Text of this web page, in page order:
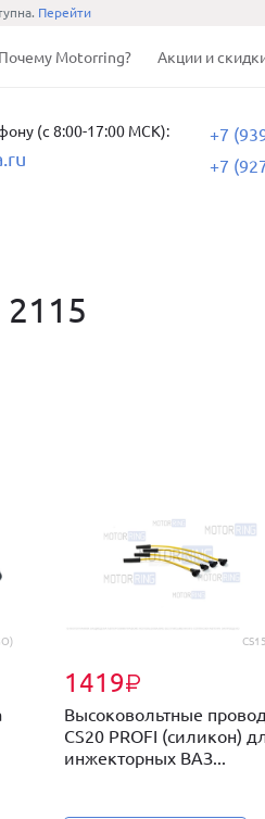
Перейти
Почему Motorring? Акции и
(с 8:00-17:00 МСК):
+7
+7
1419₽
Высоковольтные
CS20 PROFI (силикон)
инжекторных ВАЗ...